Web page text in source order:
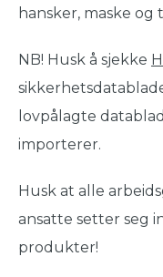
hansker, maske og
NB! Husk å sjekke
lovpålagte
importerer.
Husk at alle
ansatte setter seg
produkter!